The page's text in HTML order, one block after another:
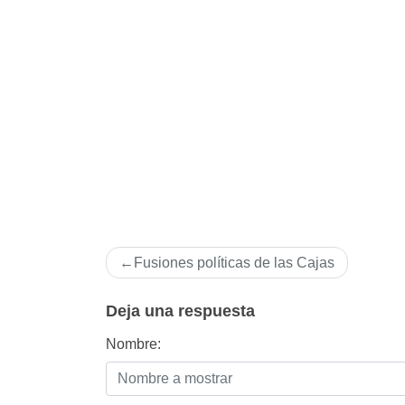
Navegación
de
entradas
Fusiones polí­ticas de las Cajas
Deja una respuesta
Nombre: